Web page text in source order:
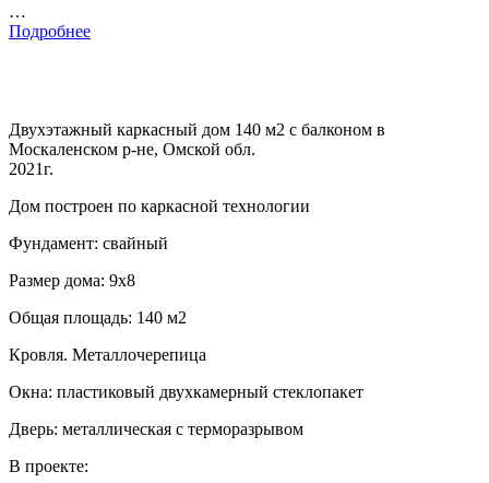
…
Подробнее
Двухэтажный каркасный дом 140 м2 с балконом в
Москаленском р-не, Омской обл.
2021г.
Дом построен по каркасной технологии
Фундамент: свайный
Размер дома: 9х8
Общая площадь: 140 м2
Кровля. Металлочерепица
Окна: пластиковый двухкамерный стеклопакет
Дверь: металлическая с терморазрывом
В проекте: